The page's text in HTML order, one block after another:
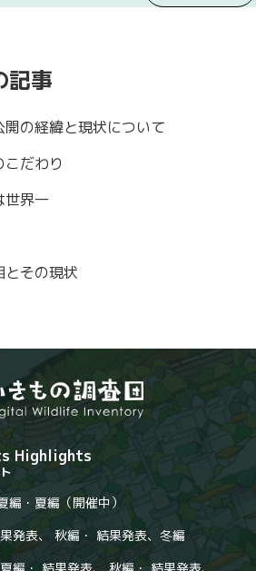
記事
の経緯と現状について
だわり
界一
その現状
Highlights
編 ・ 夏編 （開催中）
発表、 秋編 ・ 結果発表、 冬編
夏編 ・ 結果発表、 秋編 ・ 結果発表、